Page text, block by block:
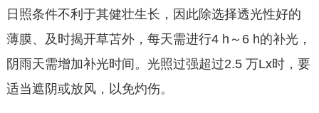
日照条件不利于其健壮生长，因此除选择透光性好的
薄膜、及时揭开草苫外，每天需进行4 h～6 h的补光，
阴雨天需增加补光时间。光照过强超过2.5 万Lx时，要
适当遮阴或放风，以免灼伤。